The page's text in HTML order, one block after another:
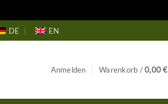
DE EN
Anmelden Warenkorb /0,00€